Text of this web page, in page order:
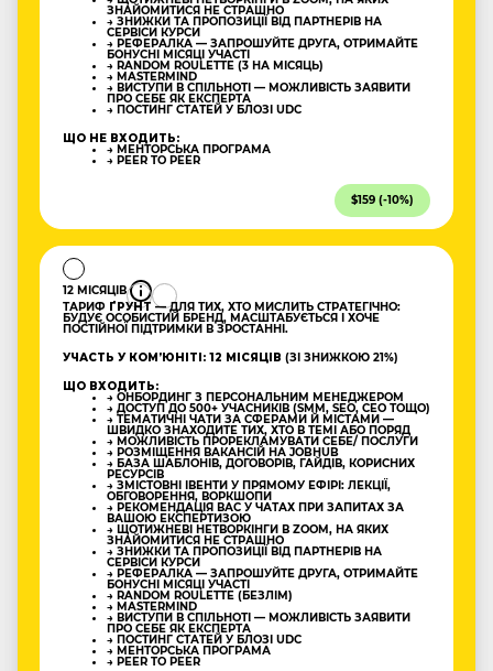
ЗНАЙОМИТИСЯ НЕ СТРАШНО
→ ЗНИЖКИ ТА ПРОПОЗИЦІЇ ВІД ПАРТНЕРІВ НА
СЕРВІСИ КУРСИ
→ РЕФЕРАЛКА — ЗАПРОШУЙТЕ ДРУГА, ОТРИМАЙТЕ
БОНУСНІ МІСЯЦІ УЧАСТІ
→ RANDOM ROULETTE (3 НА МІСЯЦЬ)
→ MASTERMIND
→ ВИСТУПИ В СПІЛЬНОТІ — МОЖЛИВІСТЬ ЗАЯВИТИ
ПРО СЕБЕ ЯК ЕКСПЕРТА
→ ПОСТИНГ СТАТЕЙ У БЛОЗІ UDC
ЩО НЕ ВХОДИТЬ:
→ МЕНТОРСЬКА ПРОГРАМА
→ PEER TO PEER
$159 (-10%)
12 МІСЯЦІВ
ТАРИФ ҐРУНТ — ДЛЯ ТИХ, ХТО МИСЛИТЬ СТРАТЕГІЧНО:
БУДУЄ ОСОБИСТИЙ БРЕНД, МАСШТАБУЄТЬСЯ І ХОЧЕ
ПОСТІЙНОЇ ПІДТРИМКИ В ЗРОСТАННІ.
УЧАСТЬ У КОМʼЮНІТІ: 12 МІСЯЦІВ (ЗІ ЗНИЖКОЮ 21%)
ЩО ВХОДИТЬ:
→ ОНБОРДИНГ З ПЕРСОНАЛЬНИМ МЕНЕДЖЕРОМ
→ ДОСТУП ДО 500+ УЧАСНИКІВ (SMM, SEO, CEO ТОЩО)
→ ТЕМАТИЧНІ ЧАТИ ЗА СФЕРАМИ Й МІСТАМИ —
ШВИДКО ЗНАХОДИТЕ ТИХ, ХТО В ТЕМІ АБО ПОРЯД
→ МОЖЛИВІСТЬ ПРОРЕКЛАМУВАТИ СЕБЕ/ ПОСЛУГИ
→ РОЗМІЩЕННЯ ВАКАНСІЙ НА JOBHUB
→ БАЗА ШАБЛОНІВ, ДОГОВОРІВ, ГАЙДІВ, КОРИСНИХ
РЕСУРСІВ
→ ЗМІСТОВНІ ІВЕНТИ У ПРЯМОМУ ЕФІРІ: ЛЕКЦІЇ,
ОБГОВОРЕННЯ, ВОРКШОПИ
→ РЕКОМЕНДАЦІЯ ВАС У ЧАТАХ ПРИ ЗАПИТАХ ЗА
ВАШОЮ ЕКСПЕРТИЗОЮ
→ ЩОТИЖНЕВІ НЕТВОРКІНГИ В ZOOM, НА ЯКИХ
ЗНАЙОМИТИСЯ НЕ СТРАШНО
→ ЗНИЖКИ ТА ПРОПОЗИЦІЇ ВІД ПАРТНЕРІВ НА
СЕРВІСИ КУРСИ
→ РЕФЕРАЛКА — ЗАПРОШУЙТЕ ДРУГА, ОТРИМАЙТЕ
БОНУСНІ МІСЯЦІ УЧАСТІ
→ RANDOM ROULETTE (БЕЗЛІМ)
→ MASTERMIND
→ ВИСТУПИ В СПІЛЬНОТІ — МОЖЛИВІСТЬ ЗАЯВИТИ
ПРО СЕБЕ ЯК ЕКСПЕРТА
→ ПОСТИНГ СТАТЕЙ У БЛОЗІ UDC
→ МЕНТОРСЬКА ПРОГРАМА
→ PEER TO PEER